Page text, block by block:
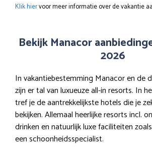
Klik hiervoor meer informatie over de vakantie
Bekijk Manacor
2026
In vakantiebestemming Manacor en de
zijn er tal van luxueuze all-in resorts. In
tref je de aantrekkelijkste hotels die je
bekijken. Allemaal heerlijke resorts incl.
drinken en natuurlijk luxe faciliteiten
een schoonheidsspecialist.